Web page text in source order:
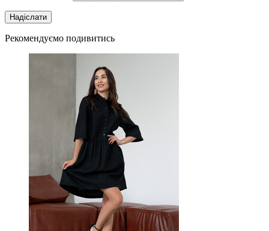
Рекомендуємо подивитись